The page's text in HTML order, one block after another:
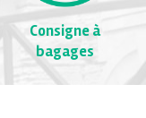
Consigne à
bagages